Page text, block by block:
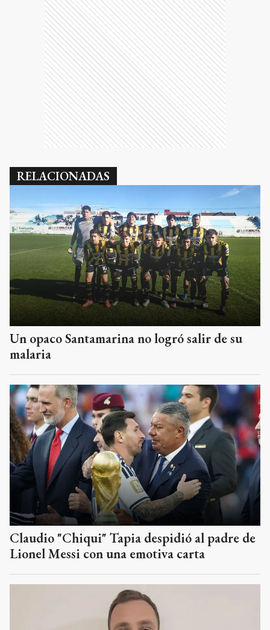
RELACIONADAS
Un opaco Santamarina no logró salir de su
malaria
Claudio "Chiqui" Tapia despidió al padre de
Lionel Messi con una emotiva carta